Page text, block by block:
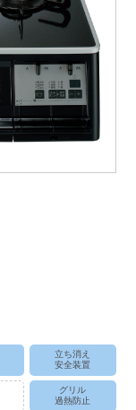
立ち消え
安全装置
グリル
過熱防止